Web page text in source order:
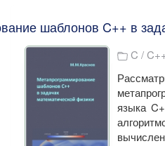
шаблонов C++ в
C /
языка